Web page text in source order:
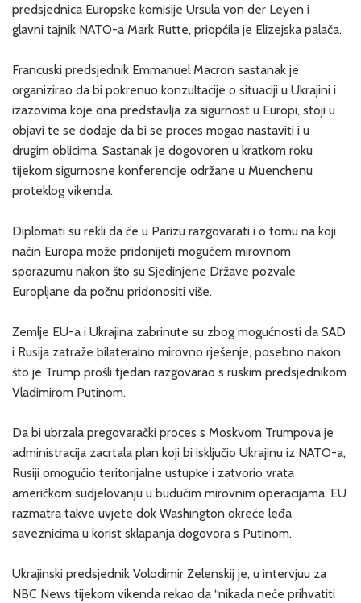
predsjednica Europske komisije Ursula von der Leyen i
glavni tajnik NATO-a Mark Rutte, priopćila je Elizejska palača.
Francuski predsjednik Emmanuel Macron sastanak je
organizirao da bi pokrenuo konzultacije o situaciji u Ukrajini i
izazovima koje ona predstavlja za sigurnost u Europi, stoji u
objavi te se dodaje da bi se proces mogao nastaviti i u
drugim oblicima. Sastanak je dogovoren u kratkom roku
tijekom sigurnosne konferencije održane u Muenchenu
proteklog vikenda.
Diplomati su rekli da će u Parizu razgovarati i o tomu na koji
način Europa može pridonijeti mogućem mirovnom
sporazumu nakon što su Sjedinjene Države pozvale
Europljane da počnu pridonositi više.
Zemlje EU-a i Ukrajina zabrinute su zbog mogućnosti da SAD
i Rusija zatraže bilateralno mirovno rješenje, posebno nakon
što je Trump prošli tjedan razgovarao s ruskim predsjednikom
Vladimirom Putinom.
Da bi ubrzala pregovarački proces s Moskvom Trumpova je
administracija zacrtala plan koji bi isključio Ukrajinu iz NATO-a,
Rusiji omogućio teritorijalne ustupke i zatvorio vrata
američkom sudjelovanju u budućim mirovnim operacijama. EU
razmatra takve uvjete dok Washington okreće leđa
saveznicima u korist sklapanja dogovora s Putinom.
Ukrajinski predsjednik Volodimir Zelenskij je, u intervjuu za
NBC News tijekom vikenda rekao da “nikada neće prihvatiti